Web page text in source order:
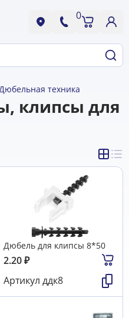
0
техника
клипсы для
Дюбель для клипсы 8*50
2.20₽
Артикул ддк8